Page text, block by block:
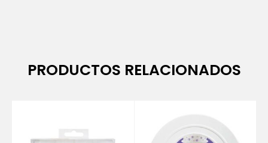
PRODUCTOS RELACIONADOS